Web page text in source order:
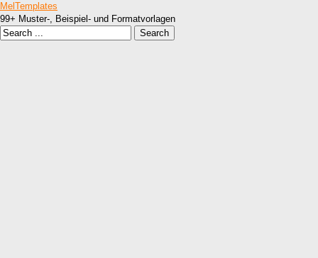
MelTemplates
99+ Muster-, Beispiel- und Formatvorlagen